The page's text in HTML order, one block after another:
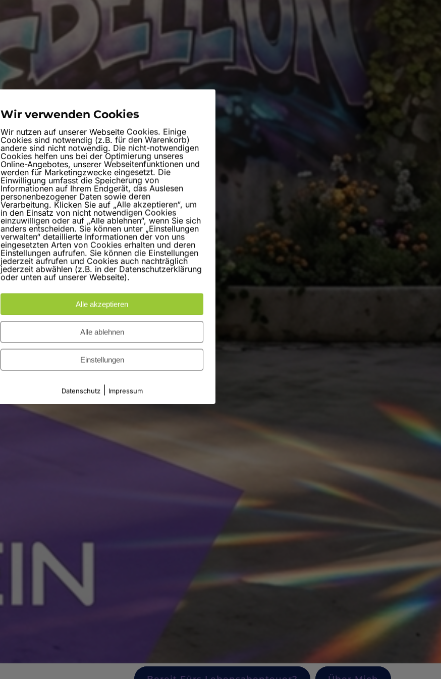
Wir verwenden Cookies
Wir nutzen auf unserer Webseite Cookies. Einige
Cookies sind notwendig (z.B. für den Warenkorb)
andere sind nicht notwendig. Die nicht-notwendigen
Cookies helfen uns bei der Optimierung unseres
Online-Angebotes, unserer Webseitenfunktionen und
werden für Marketingzwecke eingesetzt. Die
Einwilligung umfasst die Speicherung von
Informationen auf Ihrem Endgerät, das Auslesen
personenbezogener Daten sowie deren
Verarbeitung. Klicken Sie auf „Alle akzeptieren“, um
in den Einsatz von nicht notwendigen Cookies
einzuwilligen oder auf „Alle ablehnen“, wenn Sie sich
anders entscheiden. Sie können unter „Einstellungen
verwalten“ detaillierte Informationen der von uns
eingesetzten Arten von Cookies erhalten und deren
Einstellungen aufrufen. Sie können die Einstellungen
jederzeit aufrufen und Cookies auch nachträglich
jederzeit abwählen (z.B. in der Datenschutzerklärung
oder unten auf unserer Webseite).
Alle akzeptieren
Alle ablehnen
Einstellungen
Datenschutz| Impressum